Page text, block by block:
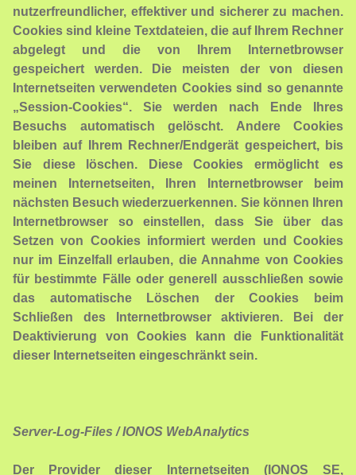
nutzerfreundlicher, effektiver und sicherer zu machen.
Cookies sind kleine Textdateien, die auf Ihrem Rechner
abgelegt und die von Ihrem Internetbrowser
gespeichert werden. Die meisten der von diesen
Internetseiten verwendeten Cookies sind so genannte
„Session-Cookies“. Sie werden nach Ende Ihres
Besuchs automatisch gelöscht. Andere Cookies
bleiben auf Ihrem Rechner/Endgerät gespeichert, bis
Sie diese löschen. Diese Cookies ermöglicht es
meinen Internetseiten, Ihren Internetbrowser beim
nächsten Besuch wiederzuerkennen. Sie können Ihren
Internetbrowser so einstellen, dass Sie über das
Setzen von Cookies informiert werden und Cookies
nur im Einzelfall erlauben, die Annahme von Cookies
für bestimmte Fälle oder generell ausschließen sowie
das automatische Löschen der Cookies beim
Schließen des Internetbrowser aktivieren. Bei der
Deaktivierung von Cookies kann die Funktionalität
dieser Internetseiten eingeschränkt sein.
Server-Log-Files / IONOS WebAnalytics
Der Provider dieser Internetseiten (IONOS SE,